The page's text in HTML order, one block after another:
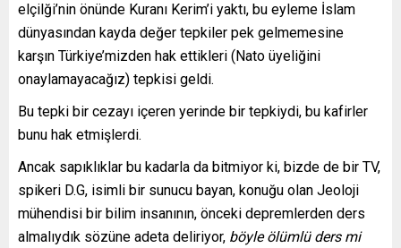
elçilği’nin önünde Kuranı Kerim’i yaktı, bu eyleme İslam
dünyasından kayda değer tepkiler pek gelmemesine
karşın Türkiye’mizden hak ettikleri (Nato üyeliğini
onaylamayacağız) tepkisi geldi.
Bu tepki bir cezayı içeren yerinde bir tepkiydi, bu kafirler
bunu hak etmişlerdi.
Ancak sapıklıklar bu kadarla da bitmiyor ki, bizde de bir TV,
spikeri D.G, isimli bir sunucu bayan, konuğu olan Jeoloji
mühendisi bir bilim insanının, önceki depremlerden ders
almalıydık sözüne adeta deliriyor, böyle ölümlü ders mi